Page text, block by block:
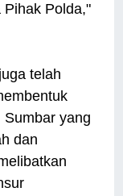
Pihak Polda,"
telah
Sumbar yang
dan